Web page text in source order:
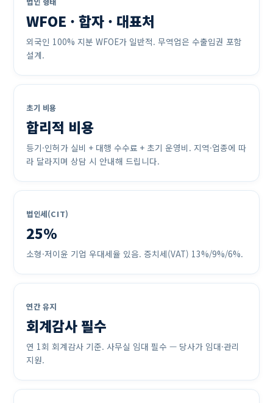
WFOE · 합자 · 대표처
외국인 100% 지분 WFOE가 일반적. 무역업은 수출입권 포함
설계.
초기 비용
합리적 비용
등기·인허가 실비 + 대행 수수료 + 초기 운영비. 지역·업종에 따
라 달라지며 상담 시 안내해 드립니다.
법인세(CIT)
25%
소형·저이윤 기업 우대세율 있음. 증치세(VAT) 13%/9%/6%.
연간 유지
회계감사 필수
연 1회 회계감사 기준. 사무실 임대 필수 — 당사가 임대·관리
지원.